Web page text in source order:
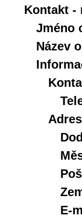
Kontakt -
Jméno
Název
E-